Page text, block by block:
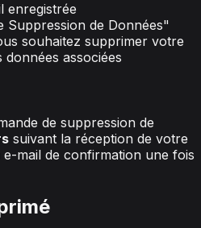
enregistrée
Suppression de Données"
souhaitez supprimer votre
associées
de suppression de
suivant la réception de votre
mail de confirmation une fois